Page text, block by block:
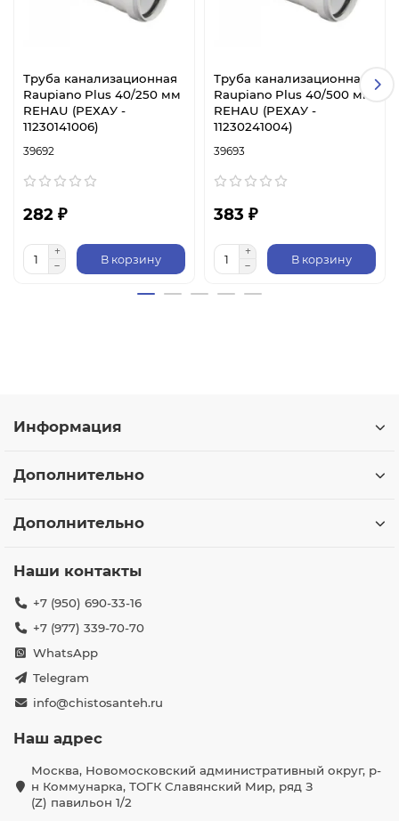
Труба канализационная
Raupiano Plus 40/250 мм
REHAU (РЕХАУ -
11230141006)
39692
282 ₽
В корзину
Труба канализационная
Raupiano Plus 40/500 мм
REHAU (РЕХАУ -
11230241004)
39693
383 ₽
В корзину
Информация
Дополнительно
Дополнительно
Наши контакты
+7 (950) 690-33-16
+7 (977) 339-70-70
WhatsApp
Telegram
info@chistosanteh.ru
Наш адрес
Москва, Новомосковский административный округ, р-
н Коммунарка, ТОГК Славянский Мир, ряд З
(Z) павильон 1/2